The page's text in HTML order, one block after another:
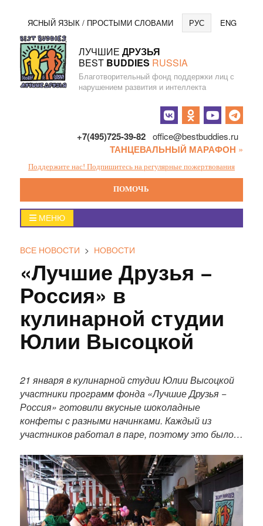
Перейти
к
содержанию
ЯСНЫЙ ЯЗЫК / ПРОСТЫМИ СЛОВАМИ РУС ENG
ЛУЧШИЕ ДРУЗЬЯ
BEST BUDDIES RUSSIA
Благотворительный фонд поддержки лиц с
нарушением развития и интеллекта
+7(495)725-39-82 office@bestbuddies.ru
ТАНЦЕВАЛЬНЫЙ МАРАФОН »
Поддержите нас! Подпишитесь на регулярные пожертвования
ПОМОЧЬ
Главное
меню
МЕНЮ
ВСЕ НОВОСТИ > НОВОСТИ
«Лучшие Друзья −
Россия» в
кулинарной студии
Юлии Высоцкой
л
н
ы
й
т
е
к
с
т
п
21 января в кулинарной студии Юлии Высоцкой
участники программ фонда «Лучшие Друзья −
Россия» готовили вкусные шоколадные
конфеты с разными начинками. Каждый из
участников работал в паре, поэтому это было…